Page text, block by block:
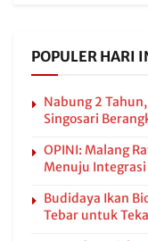
POPULER HARI
Nabung 2
Singosari
OPINI: Malang
Menuju Integrasi
Budidaya Ikan
Tebar untuk